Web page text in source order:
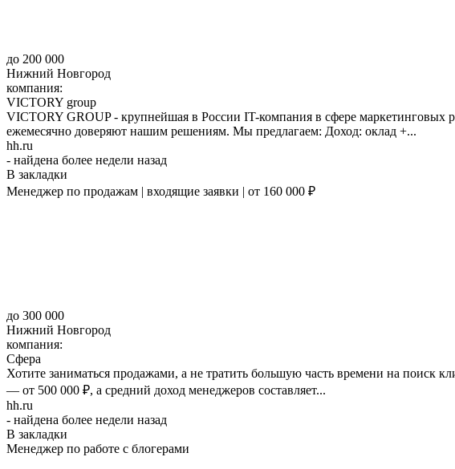
до 200 000
Нижний Новгород
компания:
VICTORY group
VICTORY GROUP - крупнейшая в России IT-компания в сфере маркетинговых
ежемесячно доверяют нашим решениям. Мы предлагаем: Доход: оклад +...
hh.ru
- найдена более недели назад
В закладки
Менеджер по продажам | входящие заявки | от 160 000 ₽
до 300 000
Нижний Новгород
компания:
Сфера
Хотите заниматься продажами, а не тратить большую часть времени на поиск
— от 500 000 ₽, а средний доход менеджеров составляет...
hh.ru
- найдена более недели назад
В закладки
Менеджер по работе с блогерами